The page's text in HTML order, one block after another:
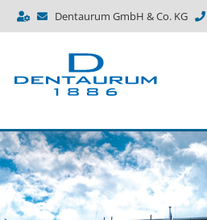
Dentaurum GmbH & Co. KG